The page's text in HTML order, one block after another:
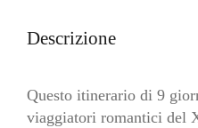
Descrizione
Questo itinerario di 9
viaggiatori romantici del